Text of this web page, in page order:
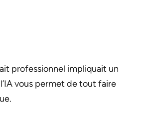
professionnel impliquait un
vous permet de tout faire